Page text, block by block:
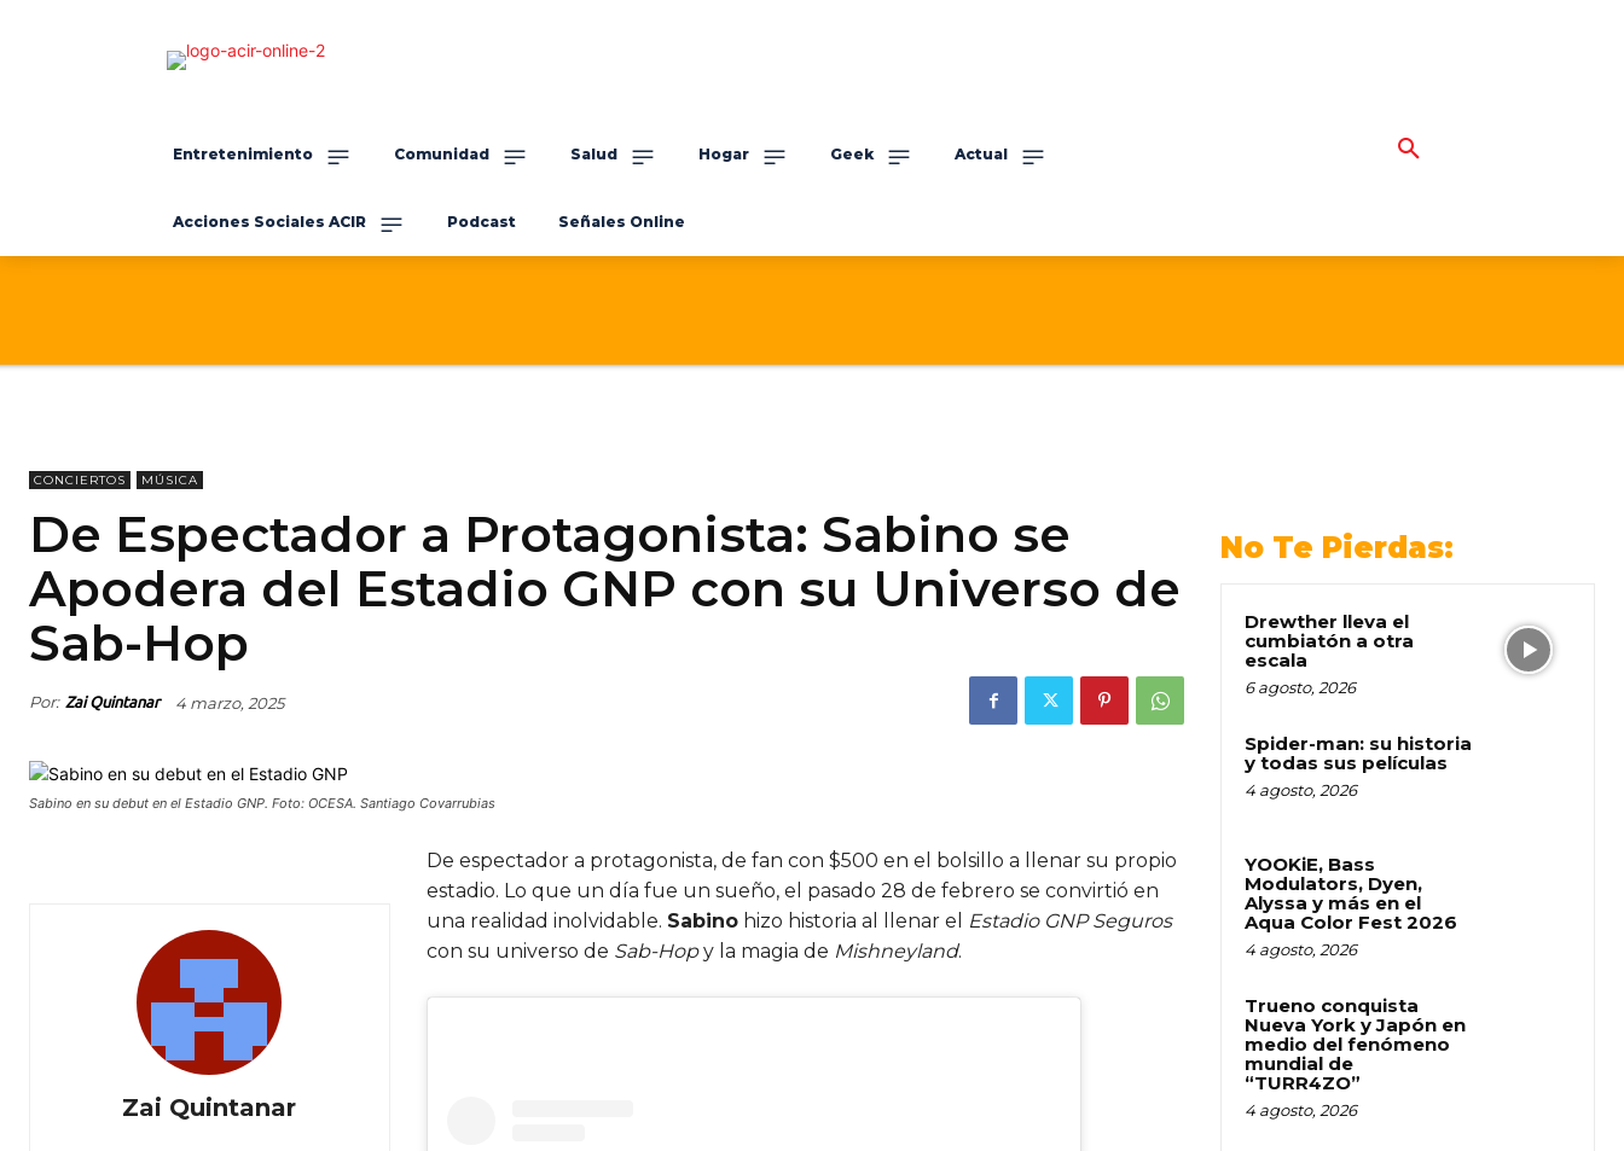
Entretenimiento Comunidad Salud Hogar Geek Actual
Acciones Sociales ACIR Podcast Señales Online
CONCIERTOS MÚSICA
De Espectador a Protagonista: Sabino se
Apodera del Estadio GNP con su Universo de
Sab-Hop
Por: Zai Quintanar 4 marzo, 2025
Sabino en su debut en el Estadio GNP. Foto: OCESA. Santiago Covarrubias
Zai Quintanar
De espectador a protagonista, de fan con $500 en el bolsillo a llenar su propio
estadio. Lo que un día fue un sueño, el pasado 28 de febrero se convirtió en
una realidad inolvidable. Sabinohizo historia al llenar el
Estadio GNP Seguros
con su universo de Sab-Hopy la magia de Mishneyland.
No Te Pierdas:
Drewther lleva el
cumbiatón a otra
escala
6 agosto, 2026
Spider-man: su historia
y todas sus películas
4 agosto, 2026
YOOKiE, Bass
Modulators, Dyen,
Alyssa y más en el
Aqua Color Fest 2026
4 agosto, 2026
Trueno conquista
Nueva York y Japón en
medio del fenómeno
mundial de
“TURR4ZO”
4 agosto, 2026